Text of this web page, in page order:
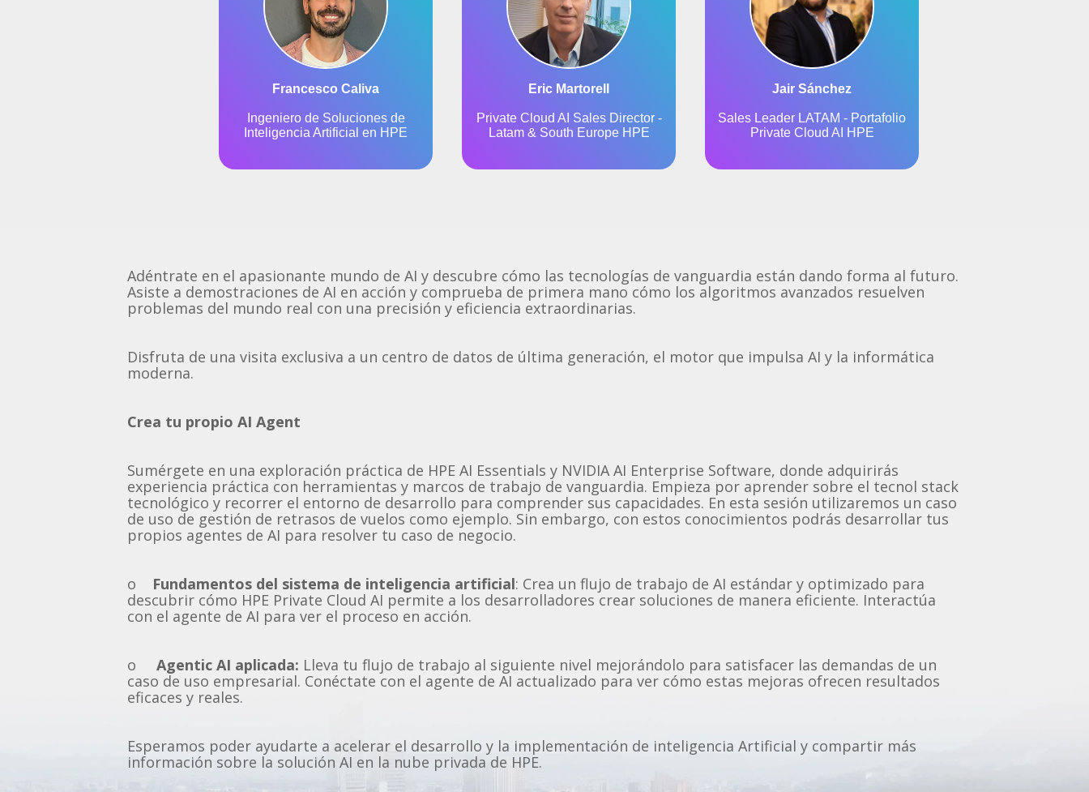
Adéntrate en el apasionante mundo de AI y descubre cómo las tecnologías de vanguardia están dando forma al futuro.
Asiste a demostraciones de AI en acción y comprueba de primera mano cómo los algoritmos avanzados resuelven
problemas del mundo real con una precisión y eficiencia extraordinarias.
Disfruta de una visita exclusiva a un centro de datos de última generación, el motor que impulsa AI y la informática
moderna.
Crea tu propio AI Agent
Sumérgete en una exploración práctica de HPE AI Essentials y NVIDIA AI Enterprise Software, donde adquirirás
experiencia práctica con herramientas y marcos de trabajo de vanguardia. Empieza por aprender sobre el tecnol stack
tecnológico y recorrer el entorno de desarrollo para comprender sus capacidades. En esta sesión utilizaremos un caso
de uso de gestión de retrasos de vuelos como ejemplo. Sin embargo, con estos conocimientos podrás desarrollar tus
propios agentes de AI para resolver tu caso de negocio.
o Fundamentos del sistema de inteligencia artificial: Crea un flujo de trabajo de AI estándar y optimizado para
descubrir cómo HPE Private Cloud AI permite a los desarrolladores crear soluciones de manera eficiente. Interactúa
con el agente de AI para ver el proceso en acción.
o Agentic AI aplicada: Lleva tu flujo de trabajo al siguiente nivel mejorándolo para satisfacer las demandas de un
caso de uso empresarial. Conéctate con el agente de AI actualizado para ver cómo estas mejoras ofrecen resultados
eficaces y reales.
Esperamos poder ayudarte a acelerar el desarrollo y la implementación de inteligencia Artificial y compartir más
información sobre la solución AI en la nube privada de HPE.